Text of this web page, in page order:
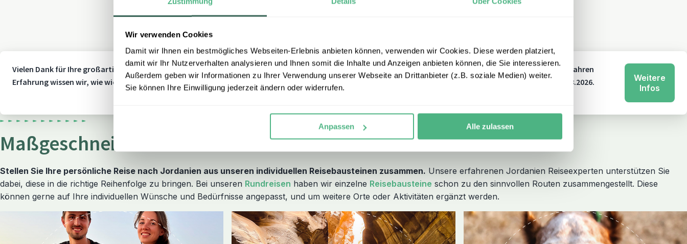
Wir verwenden Cookies
Damit wir Ihnen ein bestmögliches Webseiten-Erlebnis anbieten können, verwenden wir Cookies. Diese werden platziert,
damit wir Ihr Nutzerverhalten analysieren und Ihnen somit die Inhalte und Anzeigen anbieten können, die Sie interessieren.
Außerdem geben wir Informationen zu Ihrer Verwendung unserer Webseite an Drittanbieter (z.B. soziale Medien) weiter.
Sie können Ihre Einwilligung jederzeit ändern oder widerrufen.
Anpassen Alle zulassen
Vielen Dank für Ihre großartige Bewertung! Mit einem TrustScore von 4,8 gehören wir zu den bestbewerteten Reiseveranstaltern in Deutschland. Mit über 20 Jahren
Erfahrung wissen wir, wie wichtig Flexibilität und Sicherheit sind – deshalb schenken wir Ihnen unsere Flex Option im Wert von 250 € bei Buchung bis zum 31.08.2026.
Weitere
Infos
Maßgeschneiderte Jordanien Reisen
Stellen Sie Ihre persönliche Reise nach Jordanien aus unseren individuellen Reisebausteinen zusammen. Unsere erfahrenen Jordanien Reiseexperten unterstützen Sie
dabei, diese in die richtige Reihenfolge zu bringen. Bei unseren Rundreisen haben wir einzelne Reisebausteine schon zu den sinnvollen Routen zusammengestellt. Diese
können gerne auf Ihre individuellen Wünsche und Bedürfnisse angepasst, und um weitere Orte oder Aktivitäten ergänzt werden.